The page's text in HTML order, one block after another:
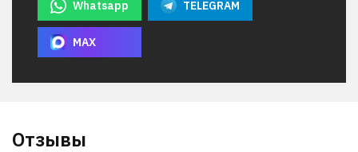
Whatsapp TELEGRAM
MAX
Отзывы